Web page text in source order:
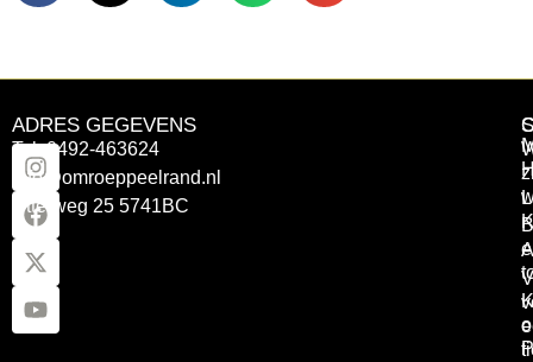
ADRES GEGEVENS
Tel: 0492-463624
info@omroeppeelrand.nl
Otterweg 25 5741BC